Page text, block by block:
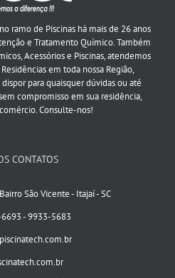
ramo de Piscinas há mais de 26 anos
e Tratamento Químico. Também
Acessórios e Piscinas, atendemos
em toda nossa Região,
para quaisquer dúvidas ou até
compromisso em sua residência,
Consulte-nos!
CONTATOS
São Vicente - Itajaí - SC
- 9933-5683